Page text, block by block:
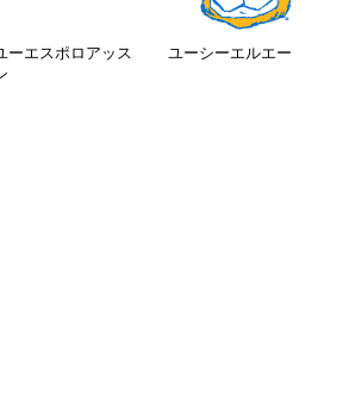
ーエスポロアッス
ユーシーエルエー